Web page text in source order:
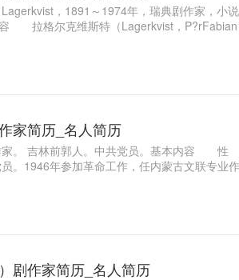
，1891～1974年，瑞典剧作家，小
拉格尔克维斯特（Lagerkvist，P?rFabian
家简历_名人简历
家。 吉林前郭人。中共党员。基本
。1946年参加革命工作，任内蒙古文联专业
剧作家简历_名人简历